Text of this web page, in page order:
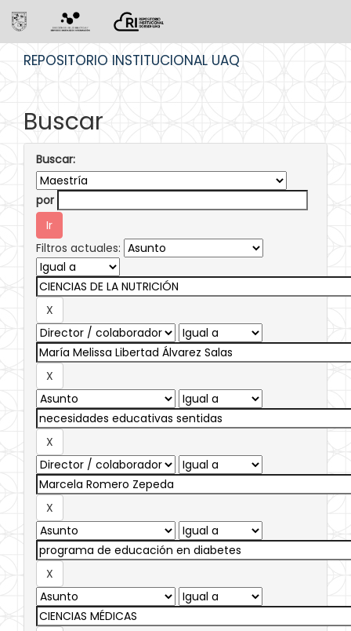
REPOSITORIO INSTITUCIONAL UAQ
Buscar
Buscar:
por
Filtros actuales: